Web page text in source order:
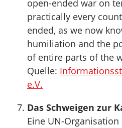
open-ended war on
practically every
ended, as we now
humiliation and the
of entire parts of the
Quelle:
e.V.
Das Schweigen zur
Eine UN-